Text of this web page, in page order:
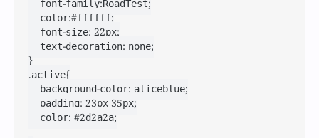
    font-family:RoadTest;
    color:#ffffff;
    font-size: 22px;
    text-decoration: none;
}
.active{
    background-color: aliceblue;
    padding: 23px 35px;
    color: #2d2a2a;